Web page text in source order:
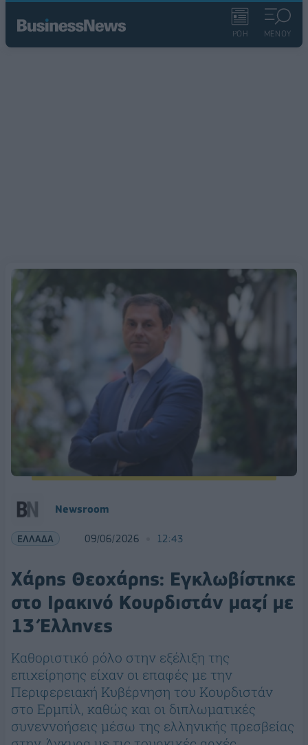
ΡΟΗ ΜΕΝΟΥ
Νewsroom
ΕΛΛΑΔΑ 09/06/2026 12:43
Xάρης Θεοχάρης: Εγκλωβίστηκε
στο Ιρακινό Κουρδιστάν μαζί με
13 Έλληνες
Καθοριστικό ρόλο στην εξέλιξη της
επιχείρησης είχαν οι επαφές με την
Περιφερειακή Κυβέρνηση του Κουρδιστάν
στο Ερμπίλ, καθώς και οι διπλωματικές
συνεννοήσεις μέσω της ελληνικής πρεσβείας